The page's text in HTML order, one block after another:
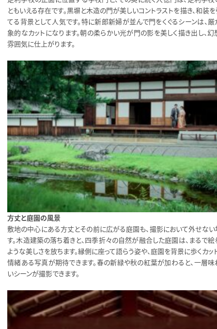
ともいえる存在です。黒塀と木造の門が美しいコントラストを描き、和装
てる背景として人気です。特に新郎新婦が並んで門をくぐるシーンは、
象的なカットになります。朝の柔らかい光が門の影を美しく描き出し、
雰囲気に仕上がります。
方丈と庭園の風景
敷地の中心にある方丈とその前に広がる庭園も、撮影において外せな
す。木造建築の落ち着きと、四季折々の自然が融合した庭園は、まるで
ような美しさを放ちます。縁側に座って語らう姿や、庭園を背景に歩くカッ
情緒ある写真が期待できます。春の新緑や秋の紅葉が加わると、一層
いシーンが撮影できます。